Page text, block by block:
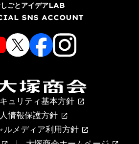
ごとアイデアLAB
SNS ACCOUNT
ュリティ基本方針
情報保護方針
ルメディア利用方針